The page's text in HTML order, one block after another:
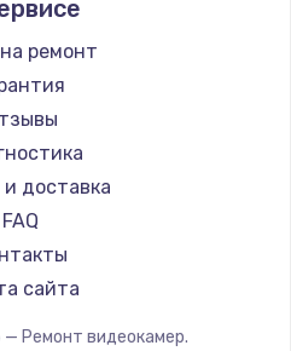
ремонт
доставка
FAQ
сайта
— Ремонт видеокамер.